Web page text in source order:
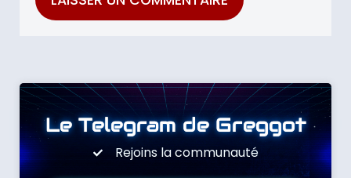
Le Telegram de Greggot
Rejoins la communauté